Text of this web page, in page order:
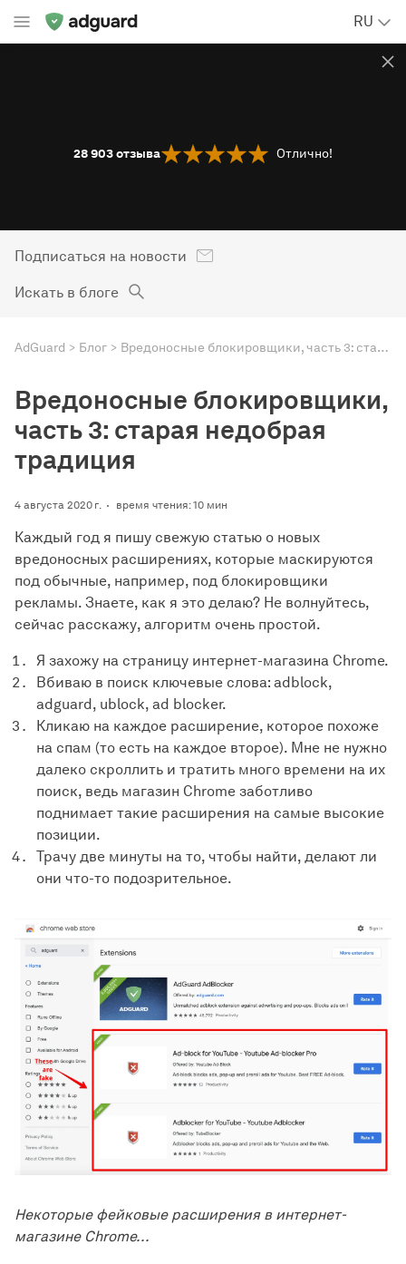
RU
28 903отзыва Отлично!
Подписаться на новости
Искать в блоге
AdGuard Блог Вредоносные блокировщики, часть 3: старая недобрая традиция
Вредоносные блокировщики,
часть 3: старая недобрая
традиция
4 августа 2020 г. время чтения: 10 мин
Каждый год я пишу свежую статью о новых
вредоносных расширениях, которые маскируются
под обычные, например, под блокировщики
рекламы. Знаете, как я это делаю? Не волнуйтесь,
сейчас расскажу, алгоритм очень простой.
Я захожу на страницу интернет-магазина Chrome.
Вбиваю в поиск ключевые слова: adblock,
adguard, ublock, ad blocker.
Кликаю на каждое расширение, которое похоже
на спам (то есть на каждое второе). Мне не нужно
далеко скроллить и тратить много времени на их
поиск, ведь магазин Chrome заботливо
поднимает такие расширения на самые высокие
позиции.
Трачу две минуты на то, чтобы найти, делают ли
они что-то подозрительное.
Некоторые фейковые расширения в интернет-
магазине Chrome...